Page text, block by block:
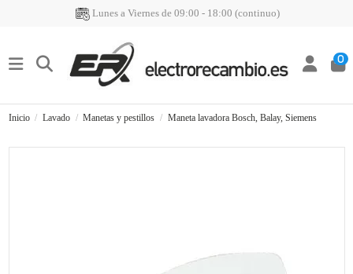
Lunes a Viernes de 09:00 - 18:00 (continuo)
0
Inicio Lavado Manetas y pestillos Maneta lavadora Bosch, Balay, Siemens